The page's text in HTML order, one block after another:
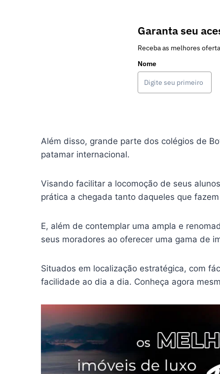
Garanta seu
Receba as melhores
Nome
Além disso, grande parte dos colégios de
patamar internacional.
Visando facilitar a locomoção de seus
prática a chegada tanto daqueles que
E, além de contemplar uma ampla e
seus moradores ao oferecer uma gama de
Situados em localização estratégica, com
facilidade ao dia a dia. Conheça agora